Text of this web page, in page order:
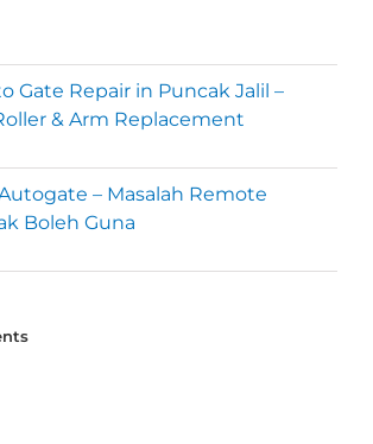
Gate Repair in Puncak Jalil –
& Arm Replacement
– Masalah Remote
Boleh Guna